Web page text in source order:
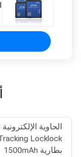
بطارية 1500mAh